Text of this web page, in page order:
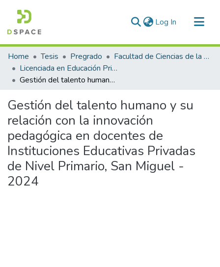
Log In (current)
Communities & Collections
All of DSpace
Statistics
Home Tesis Pregrado
Facultad de Ciencias de la Educación
Licenciada en Educación Primaria
Gestión del talento humano y su relación con la innovación pedagógica en docentes de Instituciones Educativas Privadas de Nivel Primario, San Miguel - 2024
Gestión del talento humano y su
relación con la innovación
pedagógica en docentes de
Instituciones Educativas Privadas
de Nivel Primario, San Miguel -
2024